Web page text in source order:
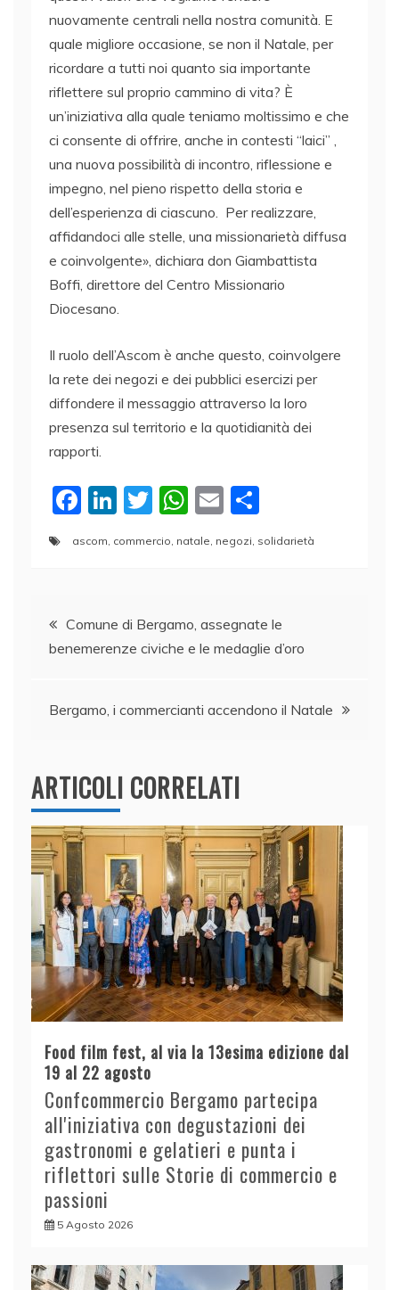
nuovamente centrali nella nostra comunità. E
quale migliore occasione, se non il Natale, per
ricordare a tutti noi quanto sia importante
riflettere sul proprio cammino di vita? È
un’iniziativa alla quale teniamo moltissimo e che
ci consente di offrire, anche in contesti “laici” ,
una nuova possibilità di incontro, riflessione e
impegno, nel pieno rispetto della storia e
dell’esperienza di ciascuno. Per realizzare,
affidandoci alle stelle, una missionarietà diffusa
e coinvolgente», dichiara don Giambattista
Boffi, direttore del Centro Missionario
Diocesano.
Il ruolo dell’Ascom è anche questo, coinvolgere
la rete dei negozi e dei pubblici esercizi per
diffondere il messaggio attraverso la loro
presenza sul territorio e la quotidianità dei
rapporti.
F
c
b
o
k
Li
k
dI
n
T
w
itt
W
h
at
A
p
E
ai
o
n
vi
di
ascom commercio natale negozi solidarietà
Navigazione
articoli
Comune di Bergamo, assegnate le
benemerenze civiche e le medaglie d’oro
Bergamo, i commercianti accendono il Natale
ARTICOLI CORRELATI
Food film fest, al via la 13esima edizione dal
19 al 22 agosto
Confcommercio Bergamo partecipa
all'iniziativa con degustazioni dei
gastronomi e gelatieri e punta i
riflettori sulle Storie di commercio e
passioni
5 Agosto 2026